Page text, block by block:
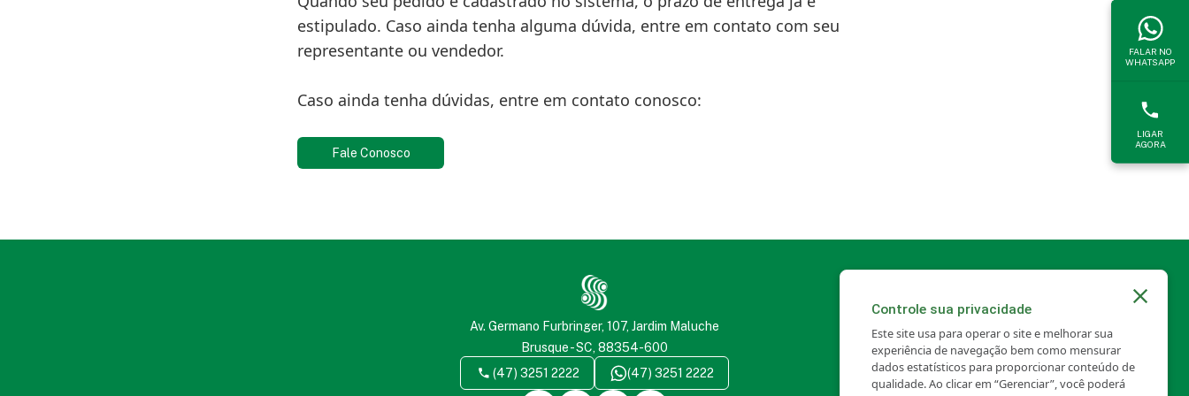
estipulado. Caso ainda tenha alguma dúvida, entre em contato com seu
representante ou vendedor.
Caso ainda tenha dúvidas, entre em contato conosco:
Fale Conosco
Av. Germano Furbringer, 107, Jardim Maluche
Brusque - SC, 88354-600
(47) 3251 2222
(47) 3251 2222
FALAR NO
WHATSAPP
LIGAR
AGORA
Controle sua privacidade
Este site usa para operar o site e melhorar sua
experiência de navegação bem como mensurar
dados estatísticos para proporcionar conteúdo de
qualidade. Ao clicar em “Gerenciar”, você poderá